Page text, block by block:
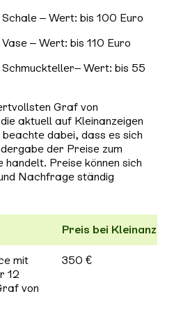
– Wert: bis 100 Euro
– Wert: bis 110 Euro
Wert: bis 55
Graf von
aktuell auf Kleinanzeigen
dabei, dass es sich
der Preise zum
Preise können sich
Nachfrage ständig
Preis bei
mit
12
von
350 €